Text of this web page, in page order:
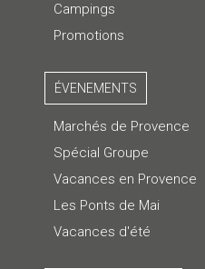
Campings
Promotions
ÉVENEMENTS
Marchés de Provence
Spécial Groupe
Vacances en Provence
Les Ponts de Mai
Vacances d'été